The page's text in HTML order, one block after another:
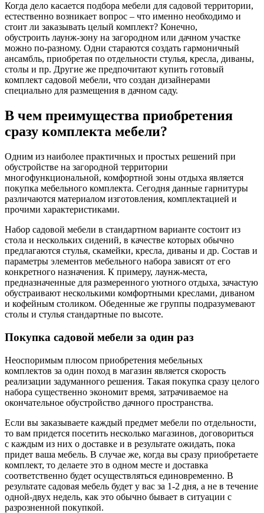
Когда дело касается подбора мебели для садовой территории,
естественно возникает вопрос – что именно необходимо и
стоит ли заказывать целый комплект? Конечно,
обустроить лаунж-зону на загородном или дачном участке
можно по-разному. Одни стараются создать гармоничный
ансамбль, приобретая по отдельности стулья, кресла, диваны,
столы и пр. Другие же предпочитают купить готовый
комплект садовой мебели, что создан дизайнерами
специально для размещения в дачном саду.
В чем преимущества приобретения
сразу комплекта мебели?
Одним из наиболее практичных и простых решений при
обустройстве на загородной территории
многофункциональной, комфортной зоны отдыха является
покупка мебельного комплекта. Сегодня данные гарнитуры
различаются материалом изготовления, комплектацией и
прочими характеристиками.
Набор садовой мебели в стандартном варианте состоит из
стола и нескольких сидений, в качестве которых обычно
предлагаются стулья, скамейки, кресла, диваны и др. Состав и
параметры элементов мебельного набора зависят от его
конкретного назначения. К примеру, лаунж-места,
предназначенные для размеренного уютного отдыха, зачастую
обустраивают несколькими комфортными креслами, диваном
и кофейным столиком. Обеденные же группы подразумевают
столы и стулья стандартные по высоте.
Покупка садовой мебели за один раз
Неоспоримым плюсом приобретения мебельных
комплектов за один поход в магазин является скорость
реализации задуманного решения. Такая покупка сразу целого
набора существенно экономит время, затрачиваемое на
окончательное обустройство дачного пространства.
Если вы заказываете каждый предмет мебели по отдельности,
то вам придется посетить несколько магазинов, договориться
с каждым из них о доставке и в результате ожидать, пока
придет ваша мебель. В случае же, когда вы сразу приобретаете
комплект, то делаете это в одном месте и доставка
соответственно будет осуществляться единовременно. В
результате садовая мебель будет у вас за 1-2 дня, а не в течение
одной-двух недель, как это обычно бывает в ситуации с
разрозненной покупкой.